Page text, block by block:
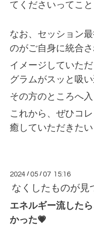
てくださいってこと
なお、セッション
のがご自身に統合
イメージしていた
グラムがスッと吸
その方のところへ
これから、ぜひコ
癒していただきたい
2024 /05 /07 15:16
なくしたものが見
エネルギー流した
かった💗